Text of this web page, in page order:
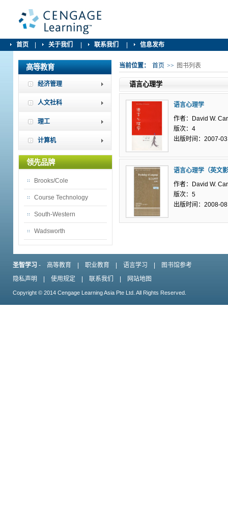
首页 关于我们 联系我们 信息发布
高等教育
经济管理
人文社科
理工
计算机
领先品牌
Brooks/Cole
Course Technology
South-Western
Wadsworth
当前位置： 首页 >> 图书列表
语言心理学
语言心理学
作者：David W.
版次：4
出版时间：2007-03
语言心理学（英文
作者：David W.
版次：5
出版时间：2008-08
圣智学习 - 高等教育 职业教育 语言学习
图书馆参考
隐私声明
使用规定 联系我们 网站地图
Copyright © 2014 Cengage Learning Asia Pte Ltd. All Rights Reserved.